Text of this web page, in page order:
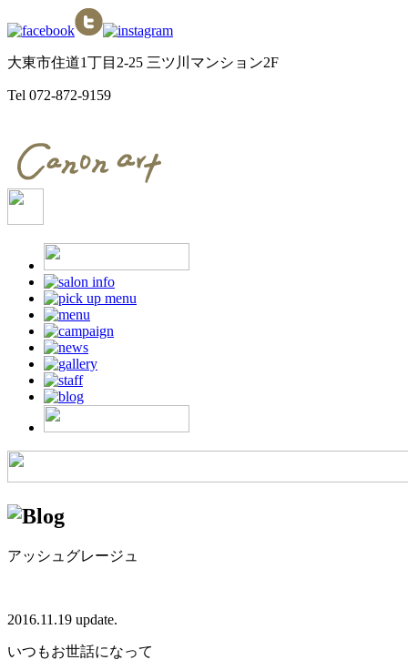
大東市住道1丁目2-25 三ツ川マンション2F
Tel 072-872-9159
アッシュグレージュ
2016.11.19 update.
いつもお世話になって